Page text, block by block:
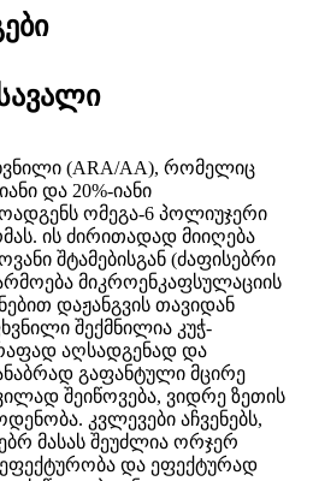
(ARA/AA), რომელიც
და 20%-იანი
ომეგა-6 პოლიუჯერი
ის ძირითადად მიიღება
შტამებისგან (ძაფისებრი
მიკროენკაფსულაციის
დაჟანგვის თავიდან
შექმნილია კუჭ-
აღსადგენად და
გაფანტული მცირე
შეიწოვება, ვიდრე ზეთის
კვლევები აჩვენებს,
მასას შეუძლია ორჯერ
და ეფექტურად